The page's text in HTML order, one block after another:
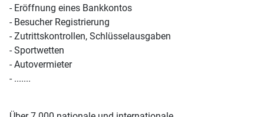
- Eröffnung eines Bankkontos
- Besucher Registrierung
- Zutrittskontrollen, Schlüsselausgaben
- Sportwetten
- Autovermieter
- .......